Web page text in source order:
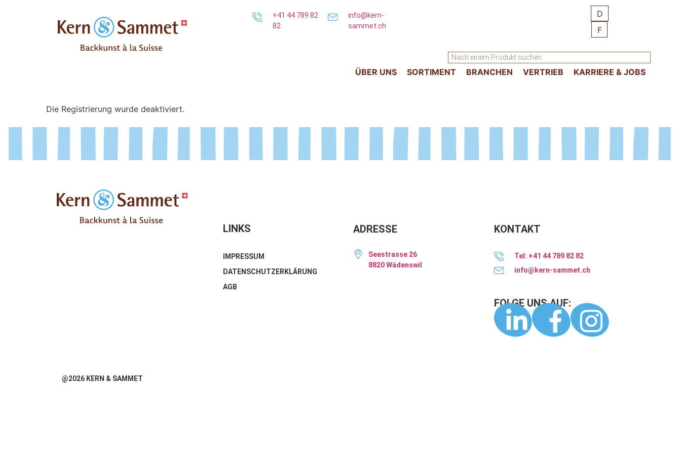
+41 44 789 82
82
info@kern-
sammet.ch
D
F
ÜBER UNS SORTIMENT BRANCHEN VERTRIEB KARRIERE & JOBS
Die Registrierung wurde deaktiviert.
LINKS
IMPRESSUM
DATENSCHUTZERKLÄRUNG
AGB
ADRESSE
Seestrasse 26
8820 Wädenswil
KONTAKT
Tel: +41 44 789 82 82
info@kern-sammet.ch
FOLGE UNS AUF:
@2026 KERN & SAMMET